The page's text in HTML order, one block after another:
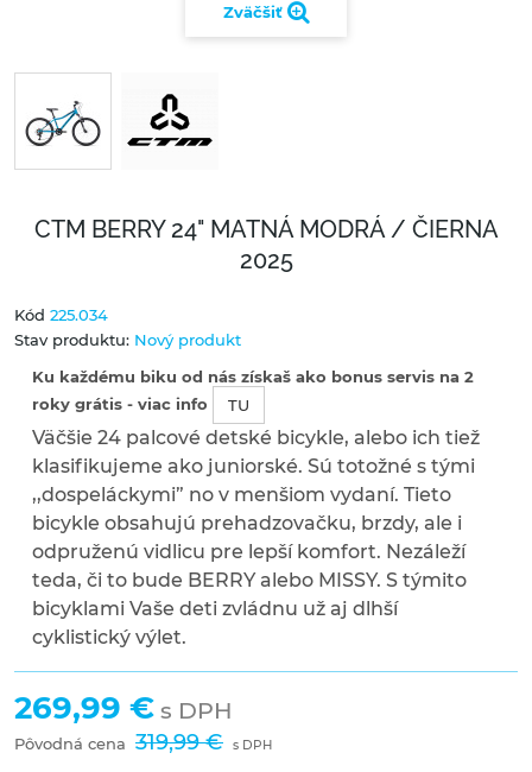
Zväčšiť
CTM BERRY 24" MATNÁ MODRÁ / ČIERNA
2025
Kód 225.034
Stav produktu: Nový produkt
Ku každému biku od nás získaš ako bonus servis na 2
roky grátis - viac info
TU
Väčšie 24 palcové detské bicykle, alebo ich tiež
klasifikujeme ako juniorské. Sú totožné s tými
,,dospeláckymi” no v menšiom vydaní. Tieto
bicykle obsahujú prehadzovačku, brzdy, ale i
odpruženú vidlicu pre lepší komfort. Nezáleží
teda, či to bude BERRY alebo MISSY. S týmito
bicyklami Vaše deti zvládnu už aj dlhší
cyklistický výlet.
269,99 € s DPH
Pôvodná cena 319,99 € s DPH